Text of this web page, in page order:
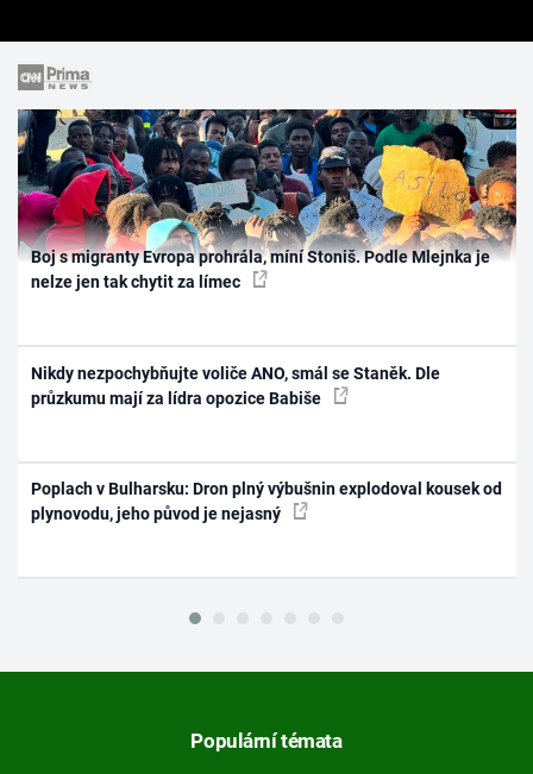
Boj s migranty Evropa prohrála, míní Stoniš. Podle Mlejnka je
nelze jen tak chytit za límec
Nikdy nezpochybňujte voliče ANO, smál se Staněk. Dle
průzkumu mají za lídra opozice Babiše
Poplach v Bulharsku: Dron plný výbušnin explodoval kousek od
plynovodu, jeho původ je nejasný
Populární témata